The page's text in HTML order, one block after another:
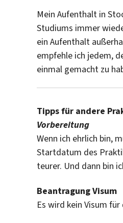
Mein Aufenthalt in
Studiums immer
ein Aufenthalt
empfehle ich jedem,
einmal gemacht zu
Tipps für andere
Vorbereitung
Wenn ich ehrlich bin,
Startdatum des
teurer. Und dann bin
Beantragung Visum
Es wird kein Visum